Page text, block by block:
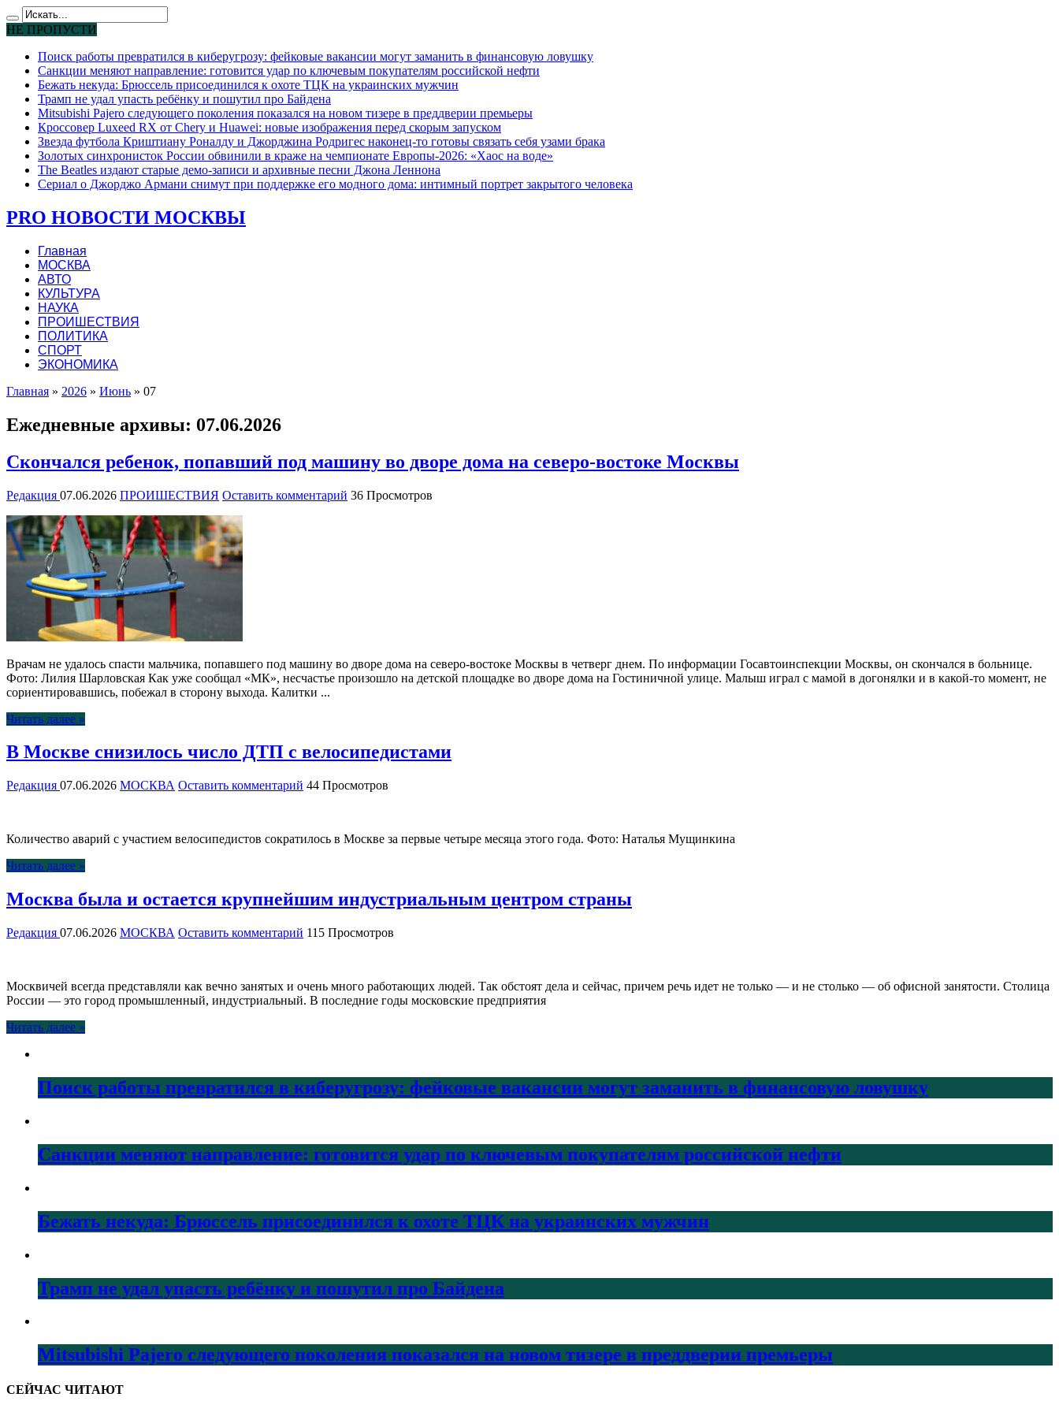
НЕ ПРОПУСТИ
Поиск работы превратился в киберугрозу: фейковые вакансии могут заманить в финансовую ловушку
Санкции меняют направление: готовится удар по ключевым покупателям российской нефти
Бежать некуда: Брюссель присоединился к охоте ТЦК на украинских мужчин
Трамп не удал упасть ребёнку и пошутил про Байдена
Mitsubishi Pajero следующего поколения показался на новом тизере в преддверии премьеры
Кроссовер Luxeed RX от Chery и Huawei: новые изображения перед скорым запуском
Звезда футбола Криштиану Роналду и Джорджина Родригес наконец-то готовы связать себя узами брака
Золотых синхронисток России обвинили в краже на чемпионате Европы-2026: «Хаос на воде»
The Beatles издают старые демо-записи и архивные песни Джона Леннона
Сериал о Джорджо Армани снимут при поддержке его модного дома: интимный портрет закрытого человека
PRO НОВОСТИ МОСКВЫ
Главная
МОСКВА
АВТО
КУЛЬТУРА
НАУКА
ПРОИШЕСТВИЯ
ПОЛИТИКА
СПОРТ
ЭКОНОМИКА
Главная » 2026 » Июнь » 07
Ежедневные архивы: 07.06.2026
Скончался ребенок, попавший под машину во дворе дома на северо-востоке Москвы
Редакция 07.06.2026 ПРОИШЕСТВИЯ Оставить комментарий 36 Просмотров
Врачам не удалось спасти мальчика, попавшего под машину во дворе дома на северо-востоке Москвы в четверг днем. По информации Госавтоинспекции Москвы, он скончался в больнице.
Фото: Лилия Шарловская Как уже сообщал «МК», несчастье произошло на детской площадке во дворе дома на Гостиничной улице. Малыш играл с мамой в догонялки и в какой-то момент, не
сориентировавшись, побежал в сторону выхода. Калитки ...
Читать далее »
В Москве снизилось число ДТП с велосипедистами
Редакция 07.06.2026 МОСКВА Оставить комментарий 44 Просмотров
Количество аварий с участием велосипедистов сократилось в Москве за первые четыре месяца этого года. Фото: Наталья Мущинкина
Читать далее »
Москва была и остается крупнейшим индустриальным центром страны
Редакция 07.06.2026 МОСКВА Оставить комментарий 115 Просмотров
Москвичей всегда представляли как вечно занятых и очень много работающих людей. Так обстоят дела и сейчас, причем речь идет не только — и не столько — об офисной занятости. Столица
России — это город промышленный, индустриальный. В последние годы московские предприятия
Читать далее »
Поиск работы превратился в киберугрозу: фейковые вакансии могут заманить в финансовую ловушку
Санкции меняют направление: готовится удар по ключевым покупателям российской нефти
Бежать некуда: Брюссель присоединился к охоте ТЦК на украинских мужчин
Трамп не удал упасть ребёнку и пошутил про Байдена
Mitsubishi Pajero следующего поколения показался на новом тизере в преддверии премьеры
СЕЙЧАС ЧИТАЮТ